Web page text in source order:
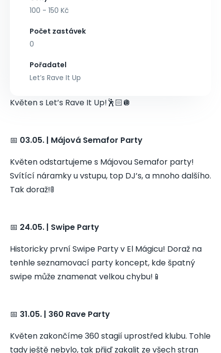
100 - 150 Kč
Počet zastávek
0
Pořadatel
Let’s Rave It Up
Květen s Let’s Rave It Up!🕺🏻🪩
📅 03.05. | Májová Semafor Party
Květen odstartujeme s Májovou Semafor party!
Svítící náramky u vstupu, top DJ’s, a mnoho dalšího.
Tak doraž!🚦
📅 24.05. | Swipe Party
Historicky první Swipe Party v El Mágicu! Doraž na
tenhle seznamovací party koncept, kde špatný
swipe může znamenat velkou chybu!📱
📅 31.05. | 360 Rave Party
Květen zakončíme 360 stagií uprostřed klubu. Tohle
tady ještě nebylo, tak přijď zakalit ze všech stran